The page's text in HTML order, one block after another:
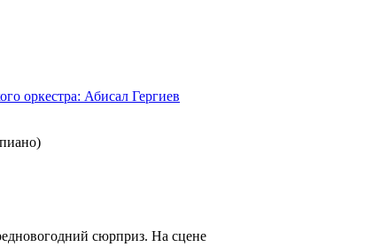
оркестра: Абисал Гергиев
сюрприз. На сцене